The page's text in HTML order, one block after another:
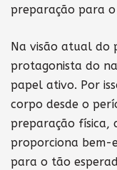
preparação para
Na visão atual do
protagonista do
papel ativo. Por
corpo desde o
preparação física,
proporciona bem-
para o tão